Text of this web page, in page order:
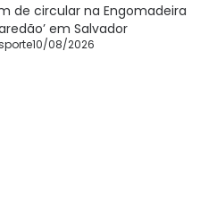
de circular na Engomadeira
em Salvador
10/08/2026